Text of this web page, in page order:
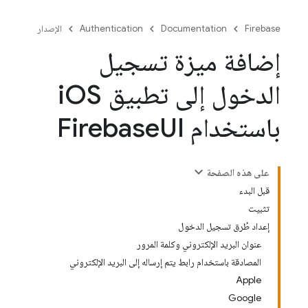
Firebase
Documentation
Authentication الإصدار
إضافة ميزة تسجيل
الدخول إلى تطبيق i OS
باستخدام Firebase UI
على هذه الصفحة
قبل البدء
تثبيت
إعداد طُرق تسجيل الدخول
عنوان البريد الإلكتروني وكلمة المرور
المصادقة باستخدام رابط يتم إرساله إلى البريد الإلكتروني
Apple
Google